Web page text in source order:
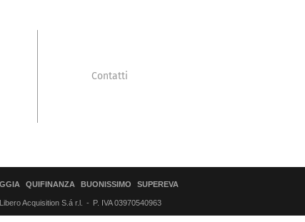
Contatti
QUIFINANZA BUONISSIMO SUPEREVA
Acquisition S.á r.l. P. IVA 03970540963